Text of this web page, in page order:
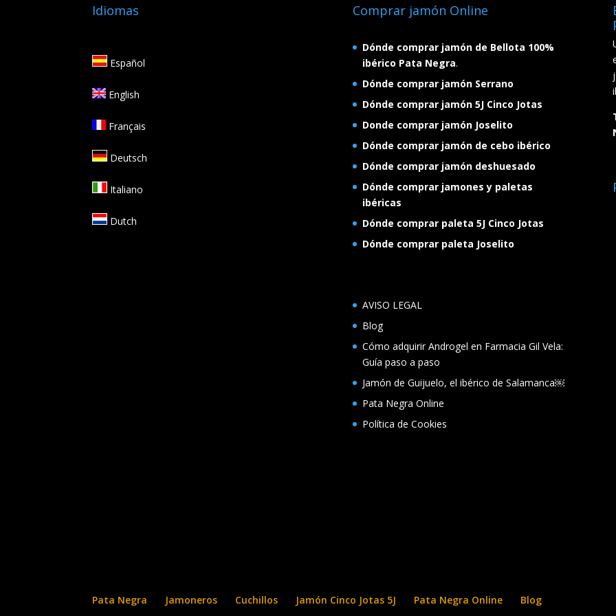
Idiomas
Español
English
Français
Deutsch
Italiano
Dutch
Comprar jamón Online
Dónde comprar jamón de Bellota 100%
ibérico Pata Negra.
Dónde comprar jamón Serrano
Dónde comprar jamón 5J Cinco Jotas
Donde comprar jamón Joselito
Dónde comprar jamón de cebo ibérico
Dónde comprar jamón deshuesado
Dónde comprar jamones y paletas
ibéricas
Dónde comprar paleta 5J Cinco Jotas
Dónde comprar paleta Joselito
AVISO LEGAL
Blog
Cómo adquirir Androgel en Farmacia Gil Vela:
Guía paso a paso
Jamón de Guijuelo, el ibérico de Salamanca￼
Pata Negra Online
Política de Cookies
Pata Negra Jamoneros Cuchillos Jamón Cinco Jotas 5J Pata Negra Online Blog